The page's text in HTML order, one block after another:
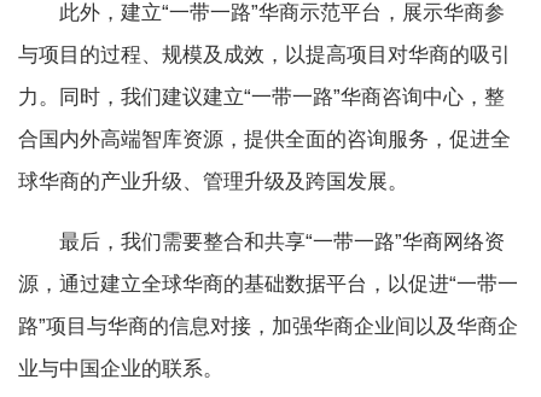
此外，建立“一带一路”华商示范平台，展示华商参
与项目的过程、规模及成效，以提高项目对华商的吸引
力。同时，我们建议建立“一带一路”华商咨询中心，整
合国内外高端智库资源，提供全面的咨询服务，促进全
球华商的产业升级、管理升级及跨国发展。
最后，我们需要整合和共享“一带一路”华商网络资
源，通过建立全球华商的基础数据平台，以促进“一带一
路”项目与华商的信息对接，加强华商企业间以及华商企
业与中国企业的联系。